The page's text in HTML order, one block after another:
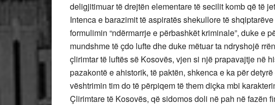
deligjitimuar të drejtën elementare të secilit komb që të
Intenca e barazimit të aspiratës shekullore të
formulimin “ndërmarrje e përbashkët kriminale”, duke e
mundshme të çdo lufte dhe duke mëtuar ta ndryshojë
çlirimtar të luftës së Kosovës, vjen si një prapavajtje në
pazakontë e ahistorik, të paktën, shkenca e ka për
vështrimin tim do të përpiqem të them diçka mbi
Çlirimtare të Kosovës, që sidomos doli në pah në fazën